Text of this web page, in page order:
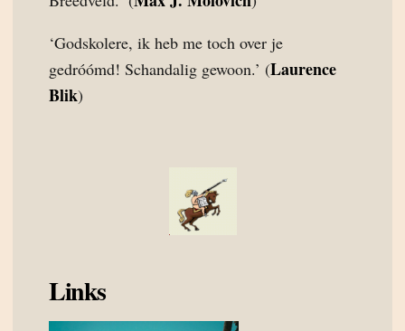
‘Godskolere, ik heb me toch over je
gedróómd! Schandalig gewoon.’ (Laurence
Blik)
Links